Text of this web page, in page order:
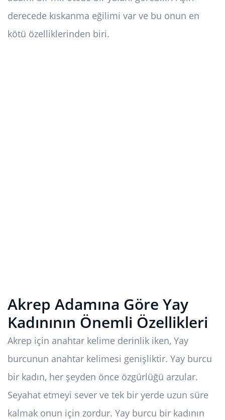
derecede kıskanma eğilimi var ve bu onun en
kötü özelliklerinden biri.
Akrep Adamına Göre Yay
Kadınının Önemli Özellikleri
Akrep için anahtar kelime derinlik iken, Yay
burcunun anahtar kelimesi genişliktir. Yay burcu
bir kadın, her şeyden önce özgürlüğü arzular.
Seyahat etmeyi sever ve tek bir yerde uzun süre
kalmak onun için zordur. Yay burcu bir kadının